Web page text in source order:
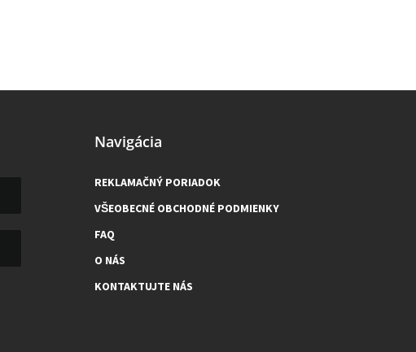
Navigácia
REKLAMAČNÝ PORIADOK
VŠEOBECNÉ OBCHODNÉ PODMIENKY
FAQ
O NÁS
KONTAKTUJTE NÁS